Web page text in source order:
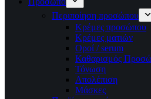
Περιποίηση προσώπου
Κρέμες προσώπου
Κρέμες ματιών
Οροί / serum
Καθαρισμός
Τόνωση
Απολέπιση
Μάσκες